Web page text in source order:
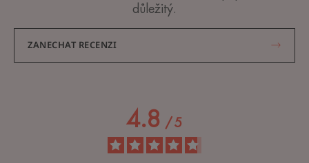
důležitý.
ZANECHAT RECENZI
4.8 /5